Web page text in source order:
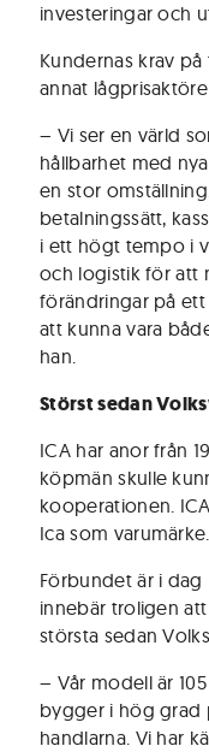
investeringar och
Kundernas krav
annat
– Vi ser en värld
hållbarhet med
en stor
betalningssätt,
i ett högt tempo i
och logistik för att
förändringar på
att kunna vara
han.
Störst sedan
ICA har anor från
köpmän skulle
kooperationen.
Ica som varumärke.
Förbundet är i
innebär troligen
största sedan
– Vår modell är
bygger i hög grad
handlarna. Vi har